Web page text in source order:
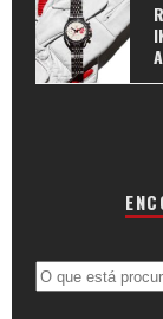
Pesquisar